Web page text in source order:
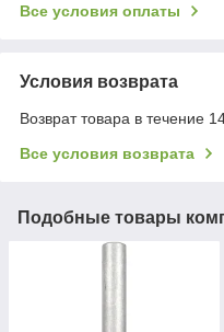
Все условия оплаты
Условия возврата
Возврат товара в течение
Все условия возврата
Подобные товары